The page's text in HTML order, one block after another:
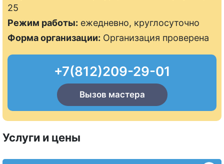
25
Режим работы: ежедневно, круглосуточно
Форма организации: Организация проверена
+7(812)209-29-01
Вызов мастера
Услуги и цены